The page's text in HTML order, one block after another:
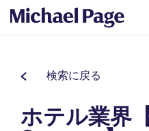
検索に戻る
ホテル業界